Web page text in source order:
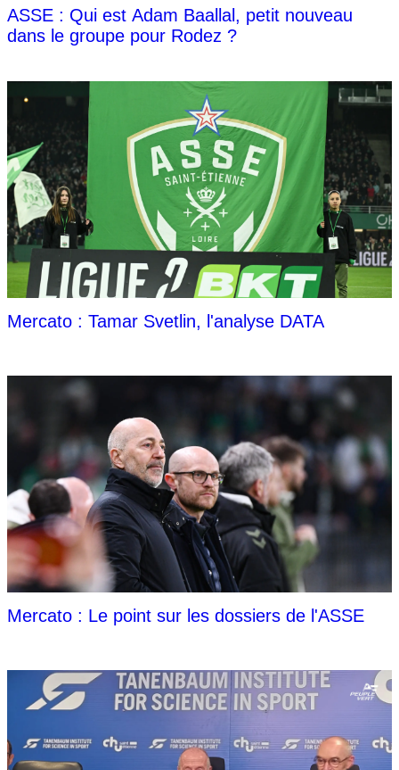
ASSE : Qui est Adam Baallal, petit nouveau
dans le groupe pour Rodez ?
Mercato : Tamar Svetlin, l'analyse DATA
Mercato : Le point sur les dossiers de l'ASSE